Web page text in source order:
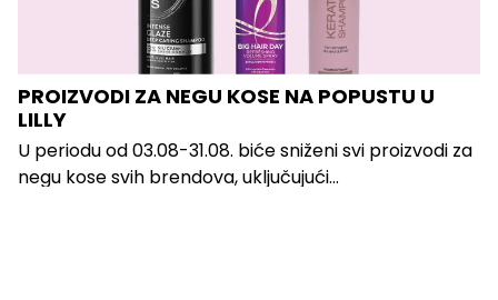
PROIZVODI ZA NEGU KOSE NA POPUSTU U
LILLY
U periodu od 03.08-31.08. biće sniženi svi proizvodi za
negu kose svih brendova, uključujući...